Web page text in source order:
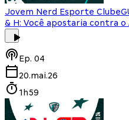
Jovem Nerd Esporte Clube
& H: Você apostaria contra o
Ep. 04
20.mai.26
1h59